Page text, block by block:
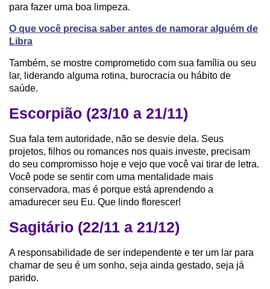
para fazer uma boa limpeza.
O que você precisa saber antes de namorar alguém de
Libra
Também, se mostre comprometido com sua família ou seu
lar, liderando alguma rotina, burocracia ou hábito de
saúde.
Escorpião (23/10 a 21/11)
Sua fala tem autoridade, não se desvie dela. Seus
projetos, filhos ou romances nos quais investe, precisam
do seu compromisso hoje e vejo que você vai tirar de letra.
Você pode se sentir com uma mentalidade mais
conservadora, mas é porque está aprendendo a
amadurecer seu Eu. Que lindo florescer!
Sagitário (22/11 a 21/12)
A responsabilidade de ser independente e ter um lar para
chamar de seu é um sonho, seja ainda gestado, seja já
parido.